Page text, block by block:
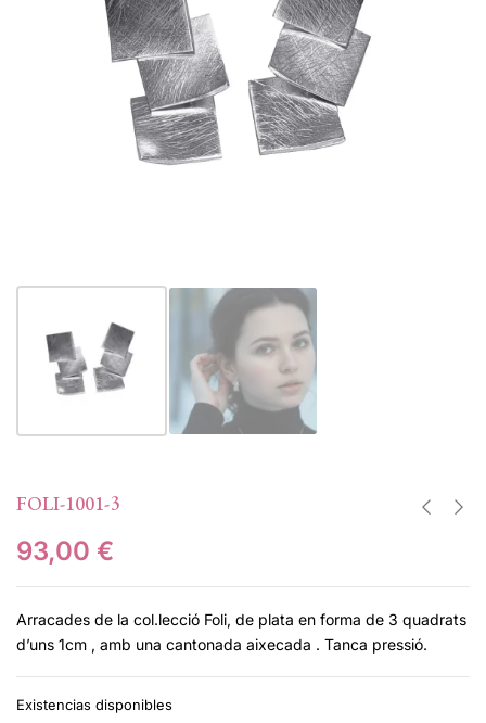
FOLI-1001-3
93,00 €
Arracades de la col.lecció Foli, de plata en forma de 3 quadrats
d’uns 1cm , amb una cantonada aixecada . Tanca pressió.
Existencias disponibles